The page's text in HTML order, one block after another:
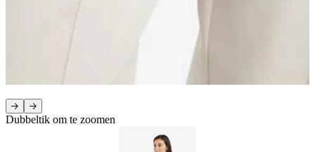
Dubbeltik om te zoomen